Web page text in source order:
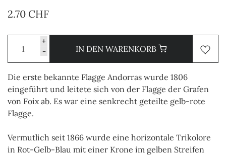
2.70 CHF
+
-
IN DEN WARENKORB
Die erste bekannte Flagge Andorras wurde 1806
eingeführt und leitete sich von der Flagge der Grafen
von Foix ab. Es war eine senkrecht geteilte gelb-rote
Flagge.
Vermutlich seit 1866 wurde eine horizontale Trikolore
in Rot-Gelb-Blau mit einer Krone im gelben Streifen